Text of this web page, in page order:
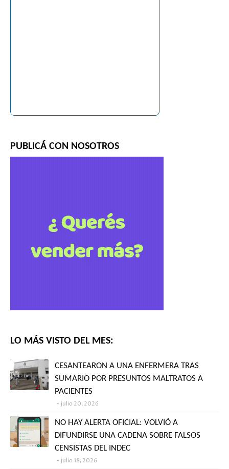
PUBLICÁ CON NOSOTROS
LO MÁS VISTO DEL MES:
CESANTEARON A UNA ENFERMERA TRAS
SUMARIO POR PRESUNTOS MALTRATOS A
PACIENTES
julio 20, 2026
NO HAY ALERTA OFICIAL: VOLVIÓ A
DIFUNDIRSE UNA CADENA SOBRE FALSOS
CENSISTAS DEL INDEC
julio 18, 2026